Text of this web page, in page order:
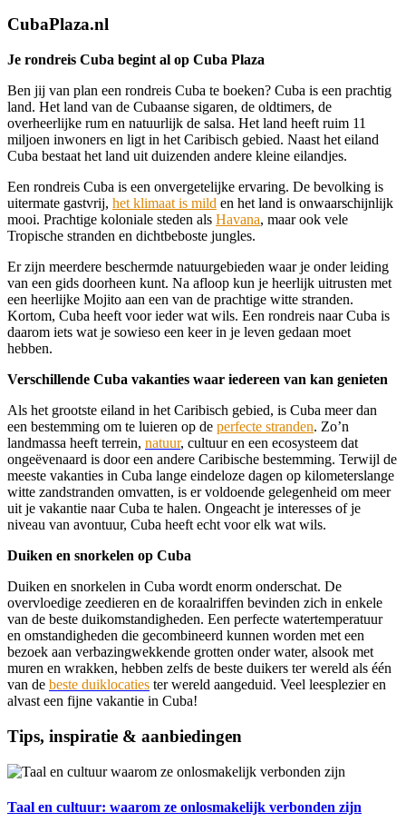
CubaPlaza.nl
Je rondreis Cuba begint al op Cuba Plaza
Ben jij van plan een rondreis Cuba te boeken? Cuba is een prachtig
land. Het land van de Cubaanse sigaren, de oldtimers, de
overheerlijke rum en natuurlijk de salsa. Het land heeft ruim 11
miljoen inwoners en ligt in het Caribisch gebied. Naast het eiland
Cuba bestaat het land uit duizenden andere kleine eilandjes.
Een rondreis Cuba is een onvergetelijke ervaring. De bevolking is
uitermate gastvrij, het klimaat is mild en het land is onwaarschijnlijk
mooi. Prachtige koloniale steden als Havana, maar ook vele
Tropische stranden en dichtbeboste jungles.
Er zijn meerdere beschermde natuurgebieden waar je onder leiding
van een gids doorheen kunt. Na afloop kun je heerlijk uitrusten met
een heerlijke Mojito aan een van de prachtige witte stranden.
Kortom, Cuba heeft voor ieder wat wils. Een rondreis naar Cuba is
daarom iets wat je sowieso een keer in je leven gedaan moet
hebben.
Verschillende Cuba vakanties waar iedereen van kan genieten
Als het grootste eiland in het Caribisch gebied, is Cuba meer dan
een bestemming om te luieren op de perfecte stranden. Zo’n
landmassa heeft terrein, natuur, cultuur en een ecosysteem dat
ongeëvenaard is door een andere Caribische bestemming. Terwijl de
meeste vakanties in Cuba lange eindeloze dagen op kilometerslange
witte zandstranden omvatten, is er voldoende gelegenheid om meer
uit je vakantie naar Cuba te halen. Ongeacht je interesses of je
niveau van avontuur, Cuba heeft echt voor elk wat wils.
Duiken en snorkelen op Cuba
Duiken en snorkelen in Cuba wordt enorm onderschat. De
overvloedige zeedieren en de koraalriffen bevinden zich in enkele
van de beste duikomstandigheden. Een perfecte watertemperatuur
en omstandigheden die gecombineerd kunnen worden met een
bezoek aan verbazingwekkende grotten onder water, alsook met
muren en wrakken, hebben zelfs de beste duikers ter wereld als één
van de beste duiklocaties ter wereld aangeduid. Veel leesplezier en
alvast een fijne vakantie in Cuba!
Tips, inspiratie & aanbiedingen
Taal en cultuur: waarom ze onlosmakelijk verbonden zijn